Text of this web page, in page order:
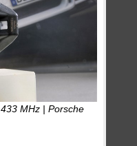
MHz | Porsche